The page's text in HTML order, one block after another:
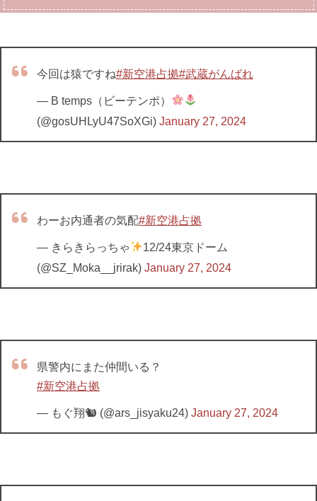
今回は猿ですね#新空港占拠#武蔵がんばれ
— B temps（ビーテンポ）
(@gosUHLyU47SoXGi) January 27, 2024
わーお内通者の気配#新空港占拠
— きらきらっちゃ
12/24東京ドーム
(@SZ_Moka__jrirak) January 27, 2024
県警内にまた仲間いる？
#新空港占拠
— もぐ翔🐿 (@ars_jisyaku24) January 27, 2024